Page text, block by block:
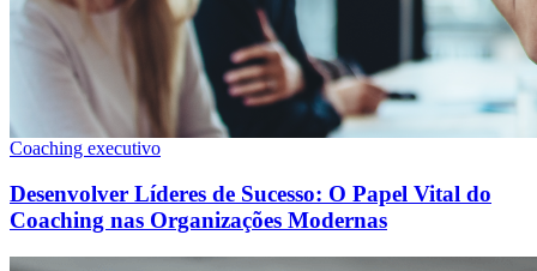
Coaching executivo
Desenvolver Líderes de Sucesso: O Papel Vital do
Coaching nas Organizações Modernas